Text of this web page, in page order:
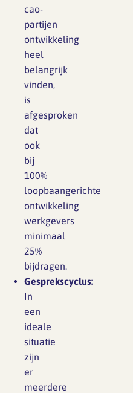
cao-
partijen
ontwikkeling
heel
belangrijk
vinden,
is
afgesproken
dat
ook
bij
100%
loopbaangerichte
ontwikkeling
werkgevers
minimaal
25%
bijdragen.
Gesprekscyclus:
In
een
ideale
situatie
zijn
er
meerdere